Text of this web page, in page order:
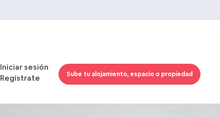
Iniciar sesión
Regístrate
Sube tu alojamiento, espacio o propiedad